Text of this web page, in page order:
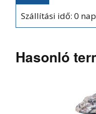
Szállítási idő: 0 nap
Hasonló